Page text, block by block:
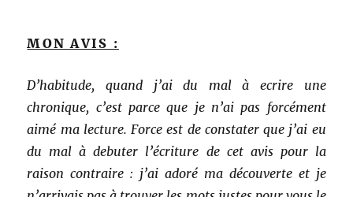
MON AVIS :
D’habitude, quand j’ai du mal à ecrire une
chronique, c’est parce que je n’ai pas forcément
aimé ma lecture. Force est de constater que j’ai eu
du mal à debuter l’écriture de cet avis pour la
raison contraire : j’ai adoré ma découverte et je